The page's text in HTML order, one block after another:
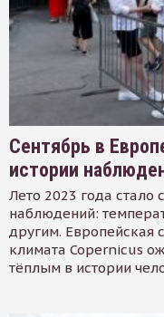
Сентябрь в
истории
Лето 2023 года
наблюдений:
другим. Европейская
климата Copernicus
тёплым в истории